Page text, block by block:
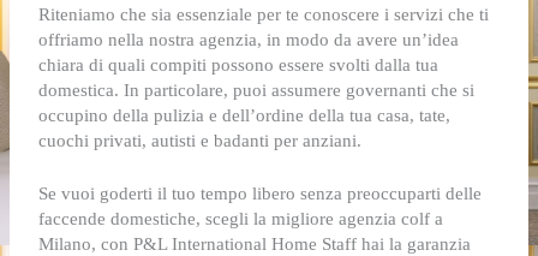
Riteniamo che sia essenziale per te conoscere i servizi che ti
offriamo nella nostra agenzia, in modo da avere un’idea
chiara di quali compiti possono essere svolti dalla tua
domestica. In particolare, puoi assumere governanti che si
occupino della pulizia e dell’ordine della tua casa, tate,
cuochi privati, autisti e badanti per anziani.
Se vuoi goderti il tuo tempo libero senza preoccuparti delle
faccende domestiche, scegli la migliore agenzia colf a
Milano, con P&L International Home Staff hai la garanzia